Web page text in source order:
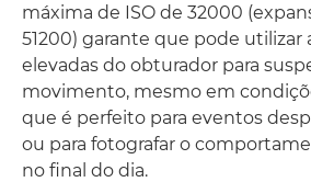
máxima de ISO de 32000
51200) garante que pode utilizar
elevadas do obturador para
movimento, mesmo em
que é perfeito para eventos
ou para fotografar o
no final do dia.